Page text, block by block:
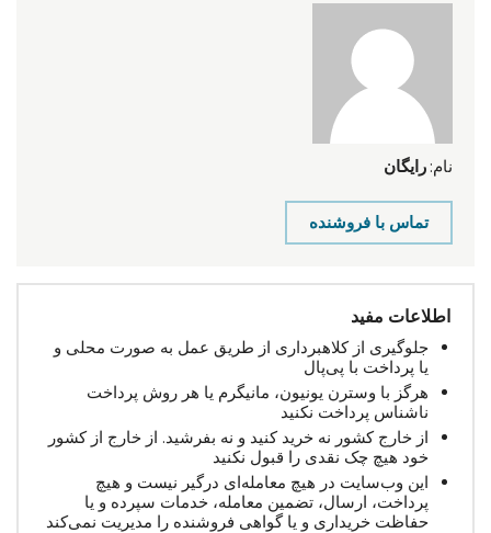
نام: رایگان
تماس با فروشنده
اطلاعات مفید
جلوگیری از کلاهبرداری از طریق عمل به صورت محلی و
یا پرداخت با پی‌پال
هرگز با وسترن یونیون، مانیگرم یا هر روش پرداخت
ناشناس پرداخت نکنید
از خارج کشور نه خرید کنید و نه بفرشید. از خارج از کشور
خود هیچ چک نقدی را قبول نکنید
این وب‌سایت در هیچ معامله‌ای درگیر نیست و هیچ
پرداخت، ارسال، تضمین معامله، خدمات سپرده و یا
حفاظت خریداری و یا گواهی فروشنده را مدیریت نمی‌کند